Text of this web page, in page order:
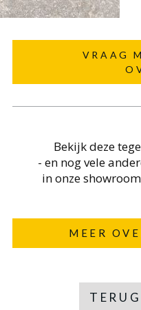
VRAAG
Bekijk deze
- en nog vele
in onze
MEER